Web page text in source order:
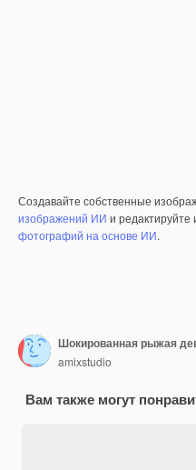
Создавайте собственные
изображений ИИ и
фотографий на основе ИИ.
amixstudio
Вам также могут